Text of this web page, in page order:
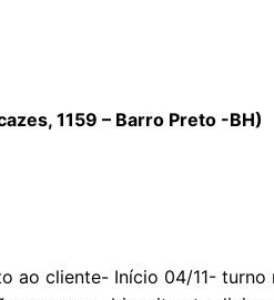
1159 – Barro Preto -BH)
ao cliente- Início 04/11- turno